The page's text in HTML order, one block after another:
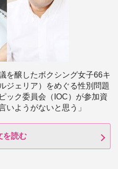
を醸したボクシング女子66キ
ジェリア）をめぐる性別問題
ック委員会（IOC）が参加資
いようがないと思う」
を読む